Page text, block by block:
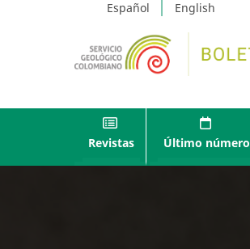
Español English
Revistas Último número